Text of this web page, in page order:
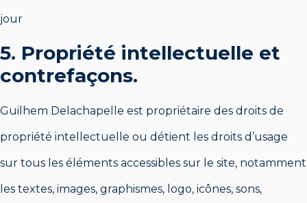
jour
5. Propriété intellectuelle et
contrefaçons.
Guilhem Delachapelle est propriétaire des droits de
propriété intellectuelle ou détient les droits d’usage
sur tous les éléments accessibles sur le site, notamment
les textes, images, graphismes, logo, icônes, sons,